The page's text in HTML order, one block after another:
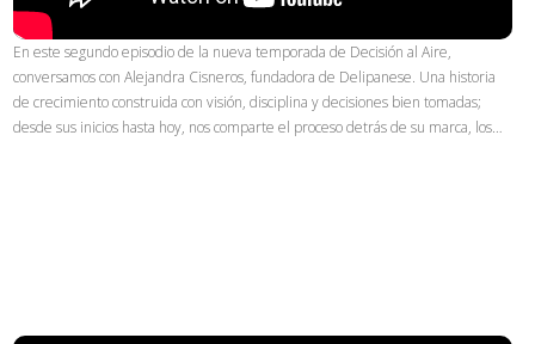
En este segundo episodio de la nueva temporada de Decisión al Aire,
conversamos con Alejandra Cisneros, fundadora de Delipanese. Una historia
de crecimiento construida con visión, disciplina y decisiones bien tomadas;
desde sus inicios hasta hoy, nos comparte el proceso detrás de su marca, los…